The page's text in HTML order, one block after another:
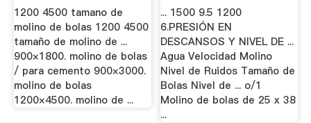
1200 4500 tamano de
molino de bolas 1200 4500
tamaño de molino de ...
900×1800. molino de bolas
/ para cemento 900×3000.
molino de bolas
1200×4500. molino de ...
2.pdf .
... 1500 9.5 1200
6.PRESIÓN EN
DESCANSOS Y NIVEL DE ...
Agua Velocidad Molino
Nivel de Ruidos Tamaño de
Bolas Nivel de ... o/1
Molino de bolas de 25 x 38
...